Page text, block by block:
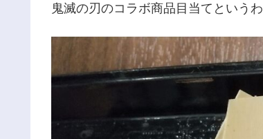
鬼滅の刃のコラボ商品目当てという